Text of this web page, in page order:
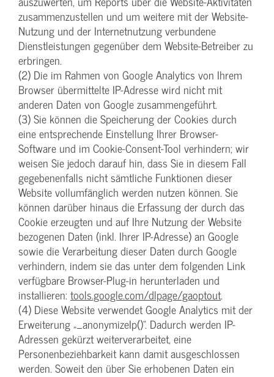
zusammenzustellen und um weitere mit der Website-
Nutzung und der Internetnutzung verbundene
Dienstleistungen gegenüber dem Website-Betreiber zu
erbringen.
(2) Die im Rahmen von Google Analytics von Ihrem
Browser übermittelte IP-Adresse wird nicht mit
anderen Daten von Google zusammengeführt.
(3) Sie können die Speicherung der Cookies durch
eine entsprechende Einstellung Ihrer Browser-
Software und im Cookie-Consent-Tool verhindern; wir
weisen Sie jedoch darauf hin, dass Sie in diesem Fall
gegebenenfalls nicht sämtliche Funktionen dieser
Website vollumfänglich werden nutzen können. Sie
können darüber hinaus die Erfassung der durch das
Cookie erzeugten und auf Ihre Nutzung der Website
bezogenen Daten (inkl. Ihrer IP-Adresse) an Google
sowie die Verarbeitung dieser Daten durch Google
verhindern, indem sie das unter dem folgenden Link
verfügbare Browser-Plug-in herunterladen und
installieren: tools.google.com/dlpage/gaoptout.
(4) Diese Website verwendet Google Analytics mit der
Erweiterung „_anonymizeIp()“. Dadurch werden IP-
Adressen gekürzt weiterverarbeitet, eine
Personenbeziehbarkeit kann damit ausgeschlossen
werden. Soweit den über Sie erhobenen Daten ein